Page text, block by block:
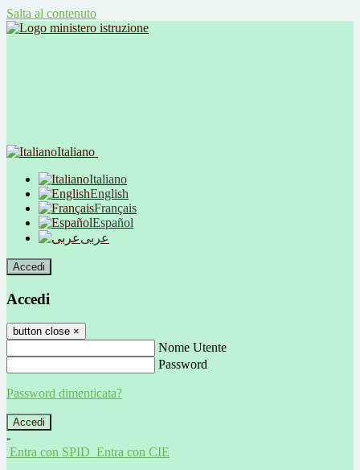
Salta al contenuto
Italiano
Italiano
English
Français
Español
عربى
Accedi
Accedi
button close ×
Nome Utente
Password
Password dimenticata?
-
Entra con SPID Entra con CIE